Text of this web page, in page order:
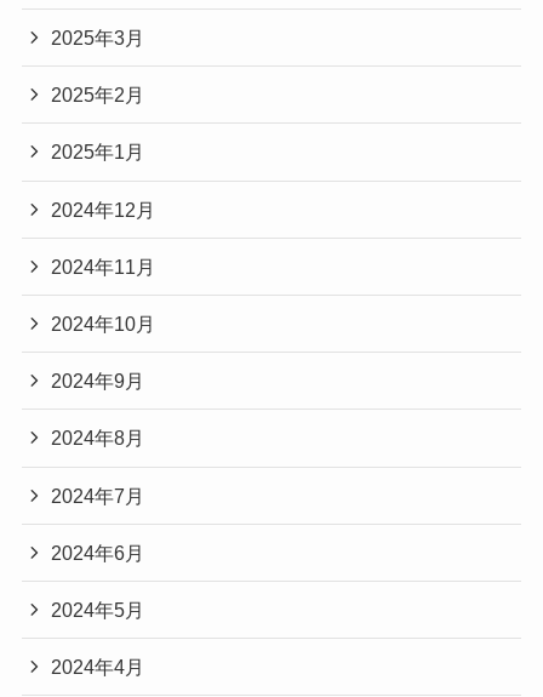
2025年3月
2025年2月
2025年1月
2024年12月
2024年11月
2024年10月
2024年9月
2024年8月
2024年7月
2024年6月
2024年5月
2024年4月